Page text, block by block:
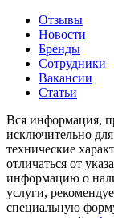
Отзывы
Новости
Бренды
Сотрудники
Вакансии
Статьи
Вся информация,
исключительно
технические
отличаться от
информацию о
услуги,
специальную